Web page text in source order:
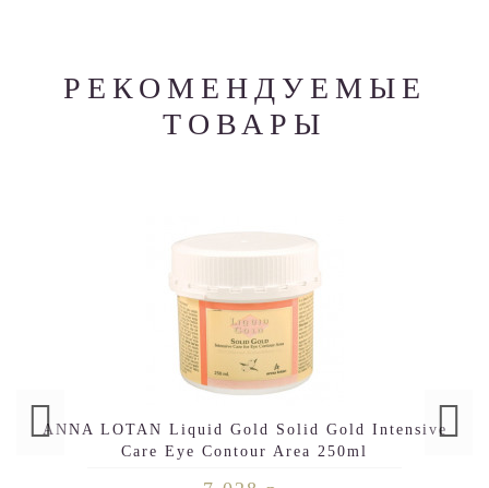
РЕКОМЕНДУЕМЫЕ
ТОВАРЫ
ANNA LOTAN Liquid Gold Solid Gold Intensive
Care Eye Contour Area 250ml